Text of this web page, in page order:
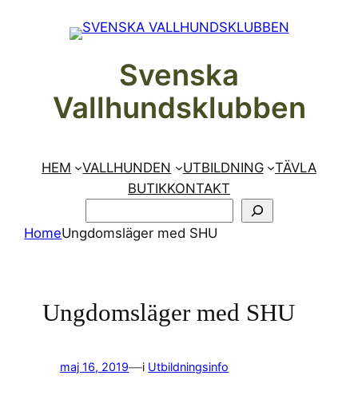
Svenska
Vallhundsklubben
HEM VALLHUNDEN UTBILDNING
TÄVLA
BUTIKKONTAKT
HomeUngdomsläger med SHU
Ungdomsläger med SHU
maj 16, 2019—i Utbildningsinfo